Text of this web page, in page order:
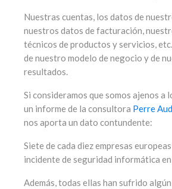
Nuestras cuentas, los datos de
nuestros datos de facturación,
técnicos de productos y servicios,
de nuestro modelo de negocio y de
resultados.
Si consideramos que somos ajenos a
un informe de la consultora Perre
nos aporta un dato contundente:
Siete de cada diez empresas
incidente de seguridad informática
Además, todas ellas han sufrido